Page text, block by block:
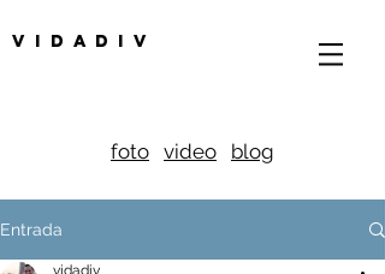
V I D A D I V
foto video blog
Entrada
vidadiv